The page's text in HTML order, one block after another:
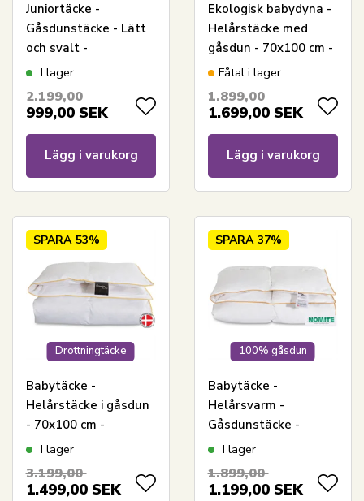
Juniortäcke -
Gåsdunstäcke - Lätt
och svalt -
Allergivänligt -
Living
I lager
2.199,00
999,00 SEK
Lägg i varukorg
Ekologisk babydyna -
Helårstäcke med
gåsdun - 70x100 cm -
Svanenmärkt - Feng
Fåtal i lager
1.899,00
1.699,00 SEK
Lägg i varukorg
Drottningtäcke
SPARA 53%
Babytäcke -
Helårstäcke i gåsdun
- 70x100 cm -
Premium By Borg
I lager
3.199,00
1.499,00 SEK
100% gåsdun
SPARA 37%
Babytäcke -
Helårsvarm -
Gåsdunstäcke -
70x100 cm - Borg
I lager
1.899,00
1.199,00 SEK